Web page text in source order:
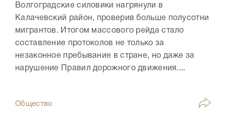
Волгоградские силовики нагрянули в
Калачевский район, проверив больше полусотни
мигрантов. Итогом массового рейда стало
составление протоколов не только за
незаконное пребывание в стране, но даже за
нарушение Правил дорожного движения....
Общество